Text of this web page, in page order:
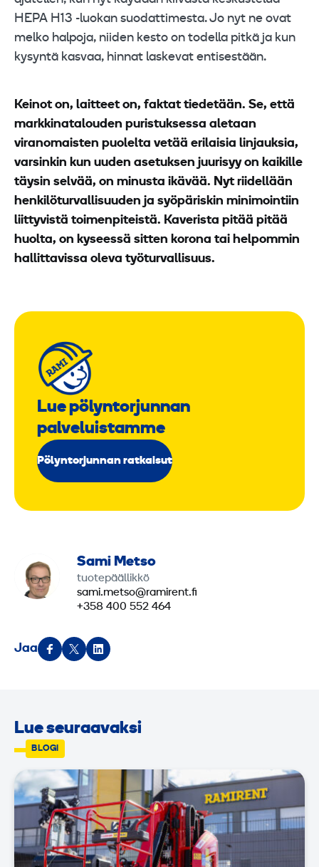
HEPA H13 -luokan suodattimesta. Jo nyt ne ovat
melko halpoja, niiden kesto on todella pitkä ja kun
kysyntä kasvaa, hinnat laskevat entisestään.
Keinot on, laitteet on, faktat tiedetään. Se, että
markkinatalouden puristuksessa aletaan
viranomaisten puolelta vetää erilaisia linjauksia,
varsinkin kun uuden asetuksen juurisyy on kaikille
täysin selvää, on minusta ikävää. Nyt riidellään
henkilöturvallisuuden ja syöpäriskin minimointiin
liittyvistä toimenpiteistä. Kaverista pitää pitää
huolta, on kyseessä sitten korona tai helpommin
hallittavissa oleva työturvallisuus.
Lue pölyntorjunnan
palveluistamme
Pölyntorjunnan ratkaisut
Sami Metso
tuotepäällikkö
sami.metso@ramirent.fi
+358 400 552 464
Jaa
Lue seuraavaksi
BLOGI